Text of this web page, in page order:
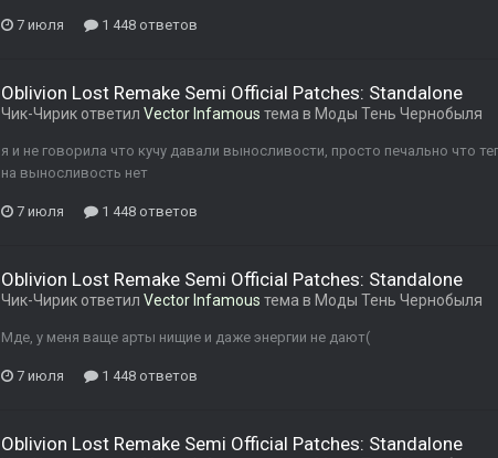
7 июля 1 448 ответов
Oblivion Lost Remake Semi Official Patches: Standalone
Чик-Чирик ответил Vector Infamous тема в Моды Тень Чернобыля
я и не говорила что кучу давали выносливости, просто печально что
на выносливость нет
7 июля 1 448 ответов
Oblivion Lost Remake Semi Official Patches: Standalone
Чик-Чирик ответил Vector Infamous тема в Моды Тень Чернобыля
Мде, у меня ваще арты нищие и даже энергии не дают(
7 июля 1 448 ответов
Oblivion Lost Remake Semi Official Patches: Standalone